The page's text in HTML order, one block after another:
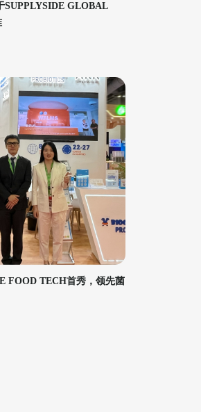
GLOBAL
FOOD TECH首秀，领先菌